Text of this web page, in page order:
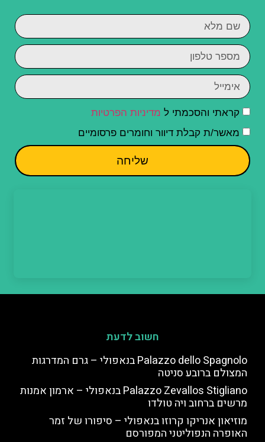
קראתי והסכמתי ל מדיניות הפרטיות
מאשר/ת קבלת דיוור וחומרים פרסומיים
שליחה
חשוב לדעת
Palazzo dello Spagnolo בנאפולי – גרם המדרגות
המצולם ברובע סניטה
Palazzo Zevallos Stigliano בנאפולי – ארמון אמנות
מרשים ברחוב ויה טולדו
מוזיאון אנריקו קרוזו בנאפולי – סיפורו של זמר
האופרה הנפוליטני המפורסם